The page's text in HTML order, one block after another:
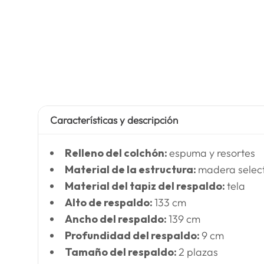
Características y descripción
Relleno del colchón:espuma y resortes
Material de la estructura: madera
Material del tapiz del respaldo:tela
Alto de respaldo:133 cm
Ancho del respaldo:139 cm
Profundidad del respaldo:9 cm
Tamaño del respaldo:2 plazas